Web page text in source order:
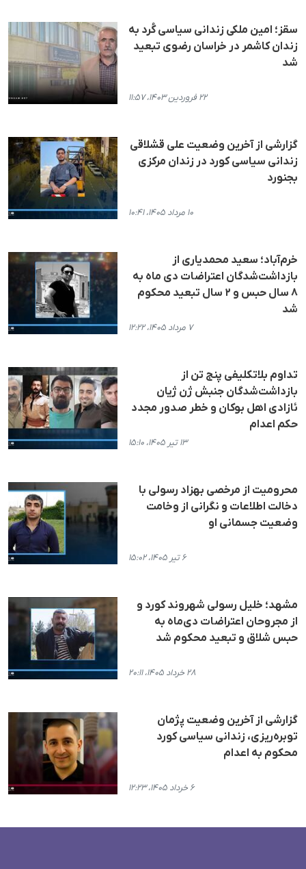
سقز؛ امین ملکی زندانی سیاسی کُرد به
زندان کاشمر در خراسان رضوی تبعید
شد
۲۲ فروردین ۱۴۰۳، ۱۱:۵۷
گزارشی از آخرین وضعیت علی قشلاقی
زندانی سیاسی کورد در زندان مرکزی
بجنورد
۱۰ مرداد ۱۴۰۵، ۱۰:۴۱
خرم‌آباد؛ سعید محمدیاری از
بازداشت‌شدگان اعتراضات دی ‌ماه به
٨ سال حبس و ٢ سال تبعید محکوم
شد
۷ مرداد ۱۴۰۵، ۱۲:۲۲
تداوم بلاتکلیفی پنج تن از
بازداشت‌شدگان جنبش ژن ژیان
ئازادی اهل بوکان و خطر صدور مجدد
حکم اعدام
۱۳ تیر ۱۴۰۵، ۱۵:۱۰
محرومیت از مرخصی بهزاد رسولی با
دخالت اطلاعات و نگرانی از وخامت
وضعیت جسمانی او
۶ تیر ۱۴۰۵، ۱۵:۰۲
مشهد؛ خلیل رسولی شهروند کورد و
از مجروحان اعتراضات دی‌ماه به
حبس شلاق و تبعید محکوم شد
۲۸ خرداد ۱۴۰۵، ۲۰:۱۱
گزارشی از آخرین وضعیت پژمان
توبره‌ریزی، زندانی سیاسی کورد
محکوم به اعدام
۶ خرداد ۱۴۰۵، ۱۲:۲۳